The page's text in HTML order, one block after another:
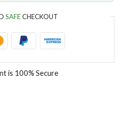
SAFECHECKOUT
is 100% Secure